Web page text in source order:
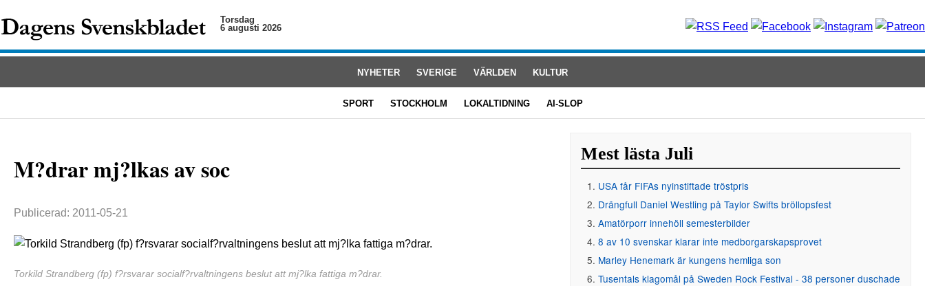
Torsdag
6 augusti 2026
NYHETER SVERIGE VÄRLDEN KULTUR
SPORT STOCKHOLM LOKALTIDNING AI-SLOP
M?drar mj?lkas av soc
Publicerad: 2011-05-21
Torkild Strandberg (fp) f?rsvarar socialf?rvaltningens beslut att mj?lka fattiga m?drar.
Mest lästa Juli
USA får FIFAs nyinstiftade tröstpris
Drängfull Daniel Westling på Taylor Swifts bröllopsfest
Amatörporr innehöll semesterbilder
8 av 10 svenskar klarar inte medborgarskapsprovet
Marley Henemark är kungens hemliga son
Tusentals klagomål på Sweden Rock Festival - 38 personer duschade